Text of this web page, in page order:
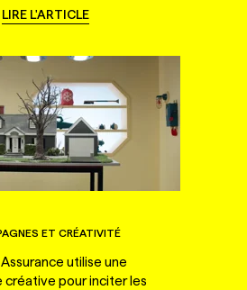
LIRE L'ARTICLE
ET CRÉATIVITÉ
utilise une
créative pour inciter les